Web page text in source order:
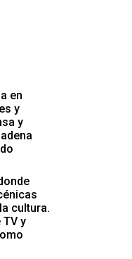
en
y
y
cultura.
y